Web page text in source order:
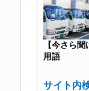
【今さら
用語
サイト内